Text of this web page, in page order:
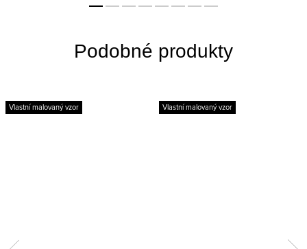
Vlastní malovaný vzor Vlastní malovaný vzor